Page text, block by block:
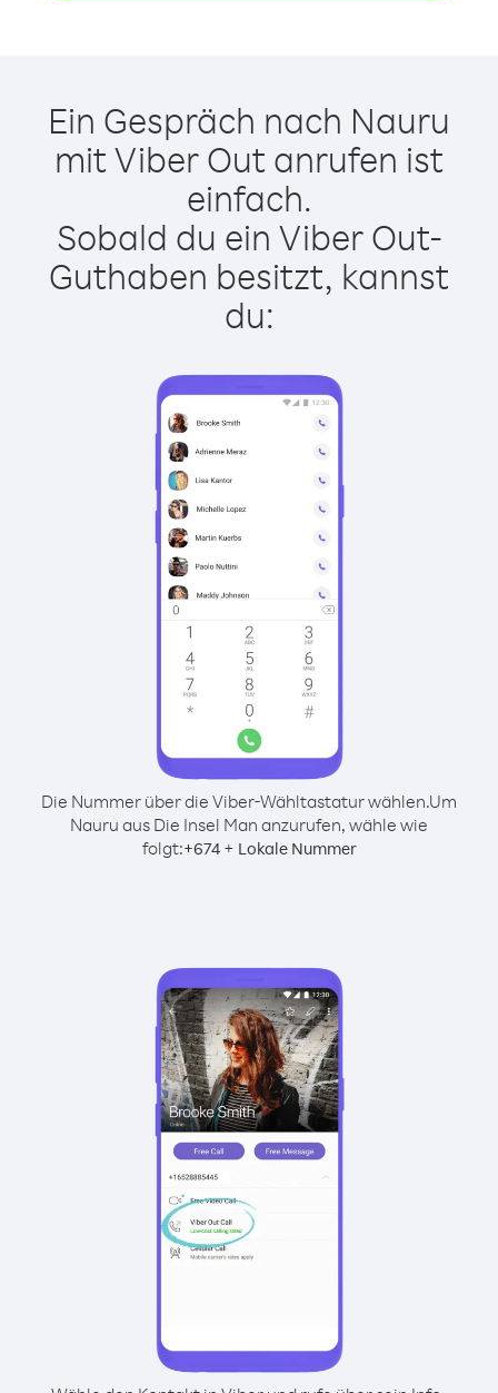
Ein Gespräch nach Nauru
mit Viber Out anrufen ist
einfach.
Sobald du ein Viber Out-
Guthaben besitzt, kannst
du:
Die Nummer über die Viber-Wähltastatur wählen.Um
Nauru aus Die Insel Man anzurufen, wähle wie
folgt:+674+ Lokale Nummer